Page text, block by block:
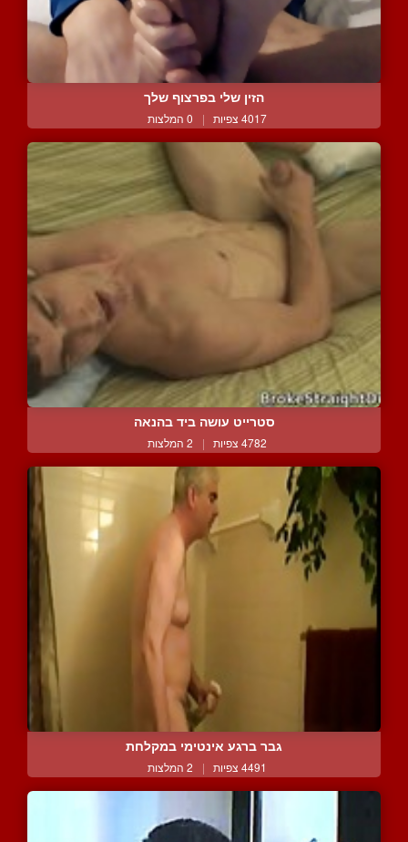
הזין שלי בפרצוף שלך
4017 צפיות | 0 המלצות
סטרייט עושה ביד בהנאה
4782 צפיות | 2 המלצות
גבר ברגע אינטימי במקלחת
4491 צפיות | 2 המלצות